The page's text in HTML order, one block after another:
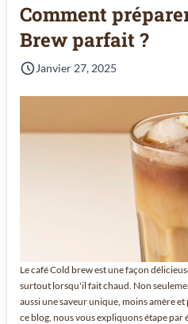
Comment
Brew parfait ?
Janvier 27, 2025
Le café Cold brew est une façon
surtout lorsqu'il fait chaud. Non
aussi une saveur unique, moins amère
ce blog, nous vous expliquons étape